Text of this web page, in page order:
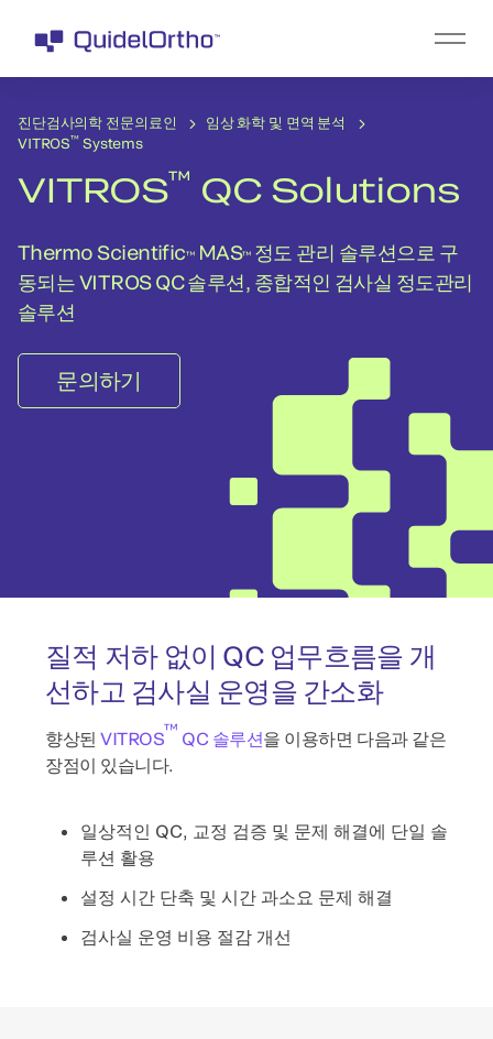
진단검사의학 전문의료인
임상 화학 및 면역 분석
VITROS™ Systems
VITROS™ QC Solutions
Thermo Scientific™MAS™정도 관리 솔루션으로 구
동되는 VITROS QC 솔루션, 종합적인 검사실 정도관리
솔루션
문의하기
질적 저하 없이 QC 업무흐름을 개
선하고 검사실 운영을 간소화
향상된VITROS™ QC 솔루션을 이용하면 다음과 같은
장점이 있습니다.
일상적인 QC, 교정 검증 및 문제 해결에 단일 솔
루션 활용
설정 시간 단축 및 시간 과소요 문제 해결
검사실 운영 비용 절감 개선